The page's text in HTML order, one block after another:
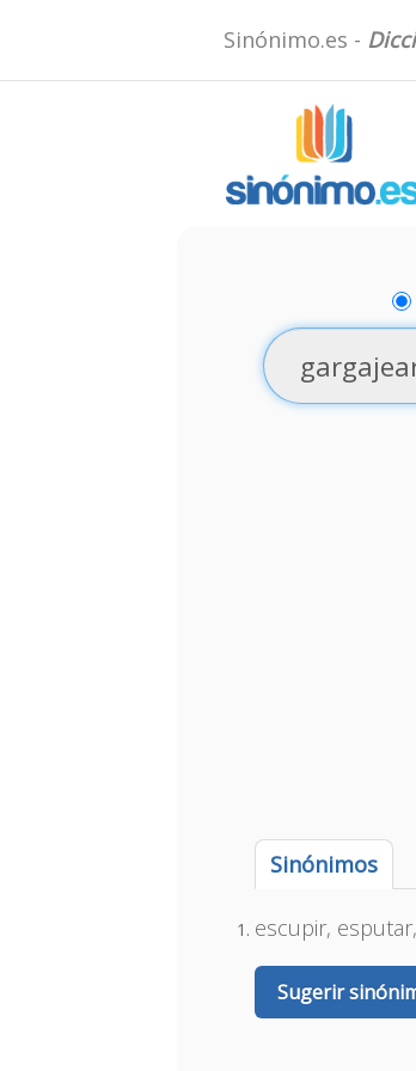
Sinónimo.es -
Sinónimos
escupir,
Sugerir